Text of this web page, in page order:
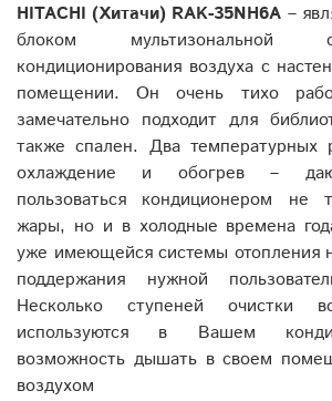
HITACHI (Хитачи) RAK-35NH6A –
блоком мультизональной
кондиционирования воздуха с
помещении. Он очень тихо
замечательно подходит для
также спален. Два
охлаждение и обогрев –
пользоваться кондиционером не
жары, но и в холодные времена
уже имеющейся системы отопления
поддержания нужной
Несколько ступеней очистки
используются в Вашем
возможность дышать в своем
воздухом